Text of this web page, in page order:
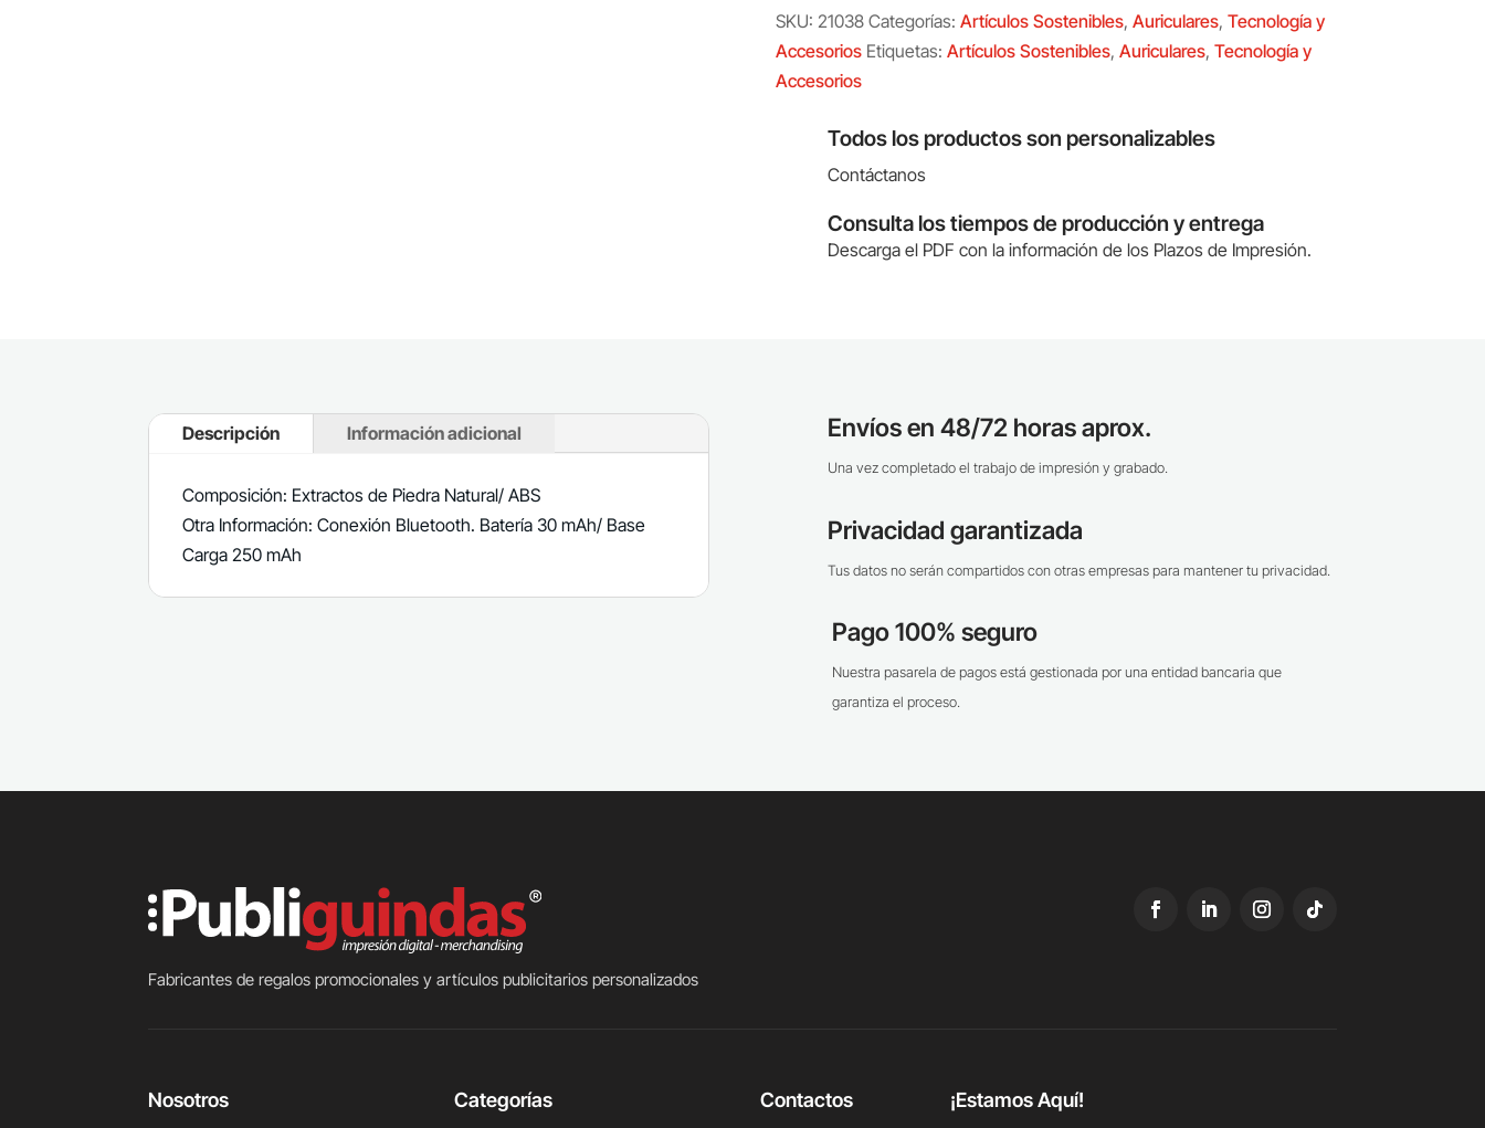
SKU: 21038 Categorías: Artículos Sostenibles, Auriculares, Tecnología y
Accesorios Etiquetas: Artículos Sostenibles, Auriculares, Tecnología y
Accesorios
Todos los productos son personalizables
Contáctanos
Consulta los tiempos de producción y entrega
Descarga el PDF con la información de los Plazos de Impresión.
Descripción Información adicional
Composición: Extractos de Piedra Natural/ ABS
Otra Información: Conexión Bluetooth. Batería 30 mAh/ Base
Carga 250 mAh
Envíos en 48/72 horas aprox.
Una vez completado el trabajo de impresión y grabado.
Privacidad garantizada
Tus datos no serán compartidos con otras empresas para mantener tu privacidad.
Pago 100% seguro
Nuestra pasarela de pagos está gestionada por una entidad bancaria que
garantiza el proceso.
Fabricantes de regalos promocionales y artículos publicitarios personalizados
Nosotros Categorías Contactos ¡Estamos Aquí!